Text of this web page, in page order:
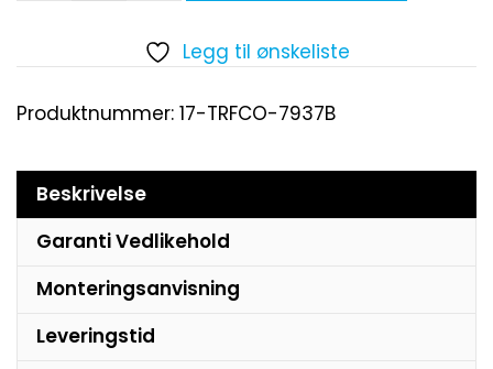
Legg til ønskeliste
Produktnummer: 17-TRFCO-7937B
Beskrivelse
Garanti Vedlikehold
Monteringsanvisning
Leveringstid